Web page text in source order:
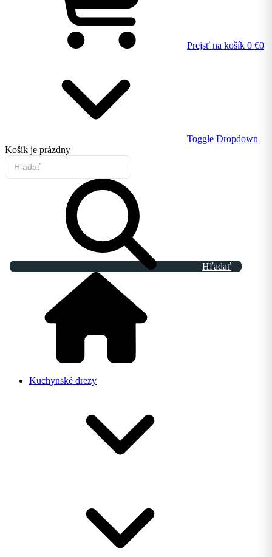
Prejsť na košík 0 €0
Toggle Dropdown
Košík je prázdny
Hľadať
Kuchynské drezy